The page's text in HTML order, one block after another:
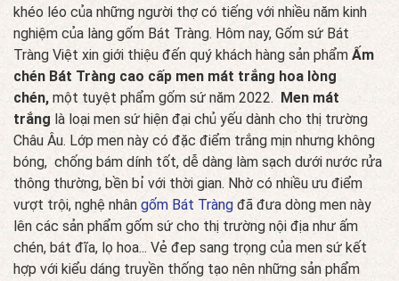
khéo léo của những người thợ có tiếng với nhiều năm kinh
nghiệm của làng gốm Bát Tràng. Hôm nay, Gốm sứ Bát
Tràng Việt xin giới thiệu đến quý khách hàng sản phẩm Ấm
chén Bát Tràng cao cấp men mát trắng hoa lòng
chén, một tuyệt phẩm gốm sứ năm 2022. Men mát
trắng là loại men sứ hiện đại chủ yếu dành cho thị trường
Châu Âu. Lớp men này có đặc điểm trắng mịn nhưng không
bóng, chống bám dính tốt, dễ dàng làm sạch dưới nước rửa
thông thường, bền bỉ với thời gian. Nhờ có nhiều ưu điểm
vượt trội, nghệ nhân gốm Bát Tràng đã đưa dòng men này
lên các sản phẩm gốm sứ cho thị trường nội địa như ấm
chén, bát đĩa, lọ hoa... Vẻ đep sang trọng của men sứ kết
hợp với kiểu dáng truyền thống tạo nên những sản phẩm